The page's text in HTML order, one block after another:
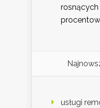
usługi